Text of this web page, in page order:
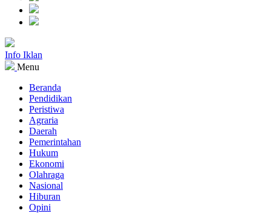
Info Iklan
Menu
Beranda
Pendidikan
Peristiwa
Agraria
Daerah
Pemerintahan
Hukum
Ekonomi
Olahraga
Nasional
Hiburan
Opini